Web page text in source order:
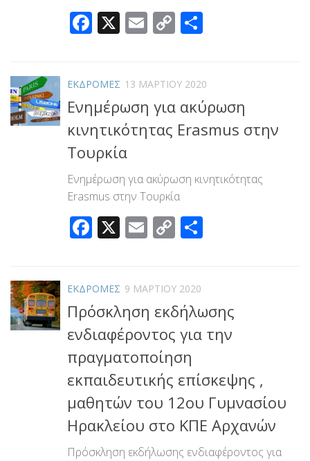
Facebook
X Email
Copy
ΕΚΔΡΟΜΕΣ 13 ΜΑΡΤΊΟΥ 2020
Ενημέρωση για ακύρωση
κινητικότητας Erasmus στην
Τουρκία
Ενημέρωση για ακύρωση κινητικότητας
Erasmus στην Τουρκία
Facebook
X Email
Copy
ΕΚΔΡΟΜΕΣ 9 ΜΑΡΤΊΟΥ 2020
Πρόσκληση εκδήλωσης
ενδιαφέροντος για την
πραγματοποίηση
εκπαιδευτικής επίσκεψης ,
μαθητών του 12ου Γυμνασίου
Ηρακλείου στο ΚΠΕ Αρχανών
Πρόσκληση εκδήλωσης ενδιαφέροντος για